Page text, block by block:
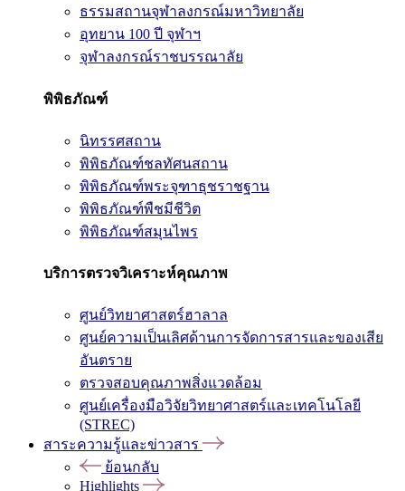
ธรรมสถานจุฬาลงกรณ์มหาวิทยาลัย
อุทยาน 100 ปี จุฬาฯ
จุฬาลงกรณ์ราชบรรณาลัย
พิพิธภัณฑ์
นิทรรศสถาน
พิพิธภัณฑ์ชลทัศนสถาน
พิพิธภัณฑ์พระจุฑาธุชราชฐาน
พิพิธภัณฑ์พืชมีชีวิต
พิพิธภัณฑ์สมุนไพร
บริการตรวจวิเคราะห์คุณภาพ
ศูนย์วิทยาศาสตร์ฮาลาล
ศูนย์ความเป็นเลิศด้านการจัดการสารและของเสีย
อันตราย
ตรวจสอบคุณภาพสิ่งแวดล้อม
ศูนย์เครื่องมือวิจัยวิทยาศาสตร์และเทคโนโลยี
(STREC)
สาระความรู้และข่าวสาร
ย้อนกลับ
Highlights